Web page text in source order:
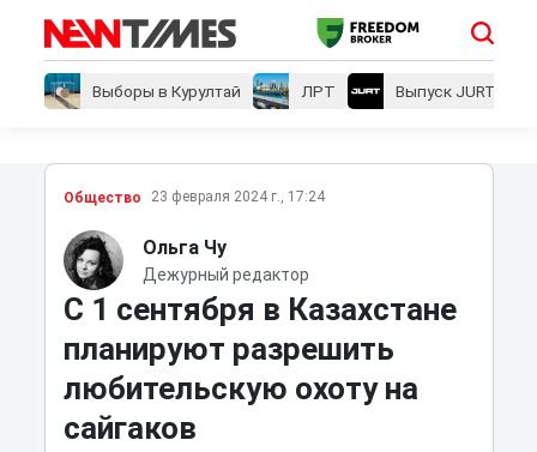
Выборы в Курултай ЛРТ Выпуск JURT
Общество 23 февраля 2024 г., 17:24
Ольга Чу
Дежурный редактор
С 1 сентября в Казахстане
планируют разрешить
любительскую охоту на
сайгаков